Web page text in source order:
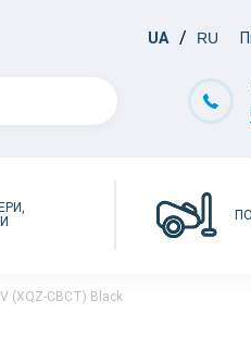
UA RU
(XQZ-CBCT) Black